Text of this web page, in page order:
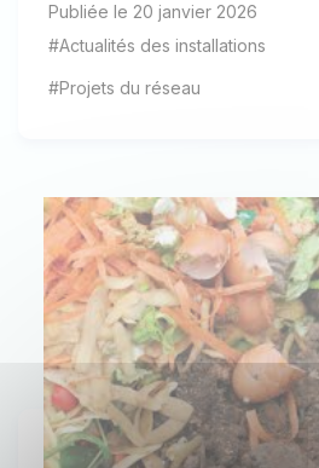
Publiée le 20 janvier 2026
#Actualités des installations
#Projets du réseau